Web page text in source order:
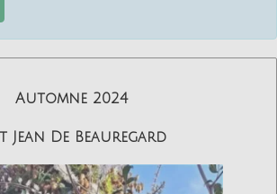
Automne 2024
Jean De Beauregard